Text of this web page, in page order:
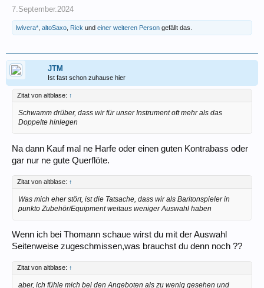
7.September.2024
Iwivera* altoSaxo Rick und einer weiteren Person gefällt das.
JTM
Ist fast schon zuhause hier
Zitat von altblase: ↑
Schwamm drüber, dass wir für unser Instrument oft mehr als das
Doppelte hinlegen
Na dann Kauf mal ne Harfe oder einen guten Kontrabass oder
gar nur ne gute Querflöte.
Zitat von altblase: ↑
Was mich eher stört, ist die Tatsache, dass wir als Baritonspieler in
punkto Zubehör/Equipment weitaus weniger Auswahl haben
Wenn ich bei Thomann schaue wirst du mit der Auswahl
Seitenweise zugeschmissen,was brauchst du denn noch ??
Zitat von altblase: ↑
aber, ich fühle mich bei den Angeboten als zu wenig gesehen und